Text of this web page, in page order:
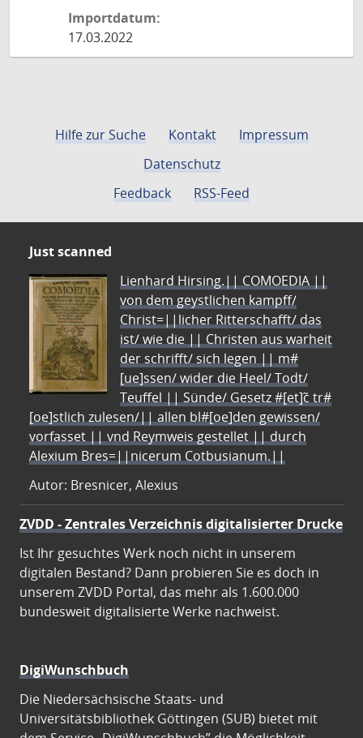
Importdatum:
17.03.2022
Hilfe zur Suche Kontakt
Impressum
Datenschutz
Feedback
RSS-Feed
Just scanned
Lienhard Hirsing.|| COMOEDIA ||
von dem geystlichen kampff/
Christ=||licher Ritterschafft/ das
ist/ wie die || Christen aus warheit
der schrifft/ sich legen || m#
[ue]ssen/ wider die Heel/ Todt/
Teuffel || Sünde/ Gesetz #[et]c̃ tr#
[oe]stlich zulesen/|| allen bl#[oe]den gewissen/
vorfasset || vnd Reymweis gestellet || durch
Alexium Bres=||nicerum Cotbusianum.||
Autor: Bresnicer, Alexius
ZVDD - Zentrales Verzeichnis digitalisierter Drucke
Ist Ihr gesuchtes Werk noch nicht in unserem
digitalen Bestand? Dann probieren Sie es doch in
unserem ZVDD Portal, das mehr als 1.600.000
bundesweit digitalisierte Werke nachweist.
DigiWunschbuch
Die Niedersächsische Staats- und
Universitätsbibliothek Göttingen (SUB) bietet mit